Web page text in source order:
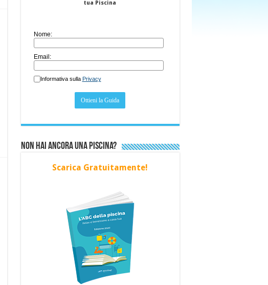
tua Piscina
Nome:
Email:
Informativa sulla Privacy
Non hai ancora una piscina?
Scarica Gratuitamente!